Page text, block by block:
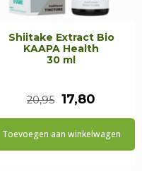
Shiitake Extract Bio
KAAPA Health
30 ml
20,95
prijs
17,80
prijs
is:
Toevoegen aan winkelwagen